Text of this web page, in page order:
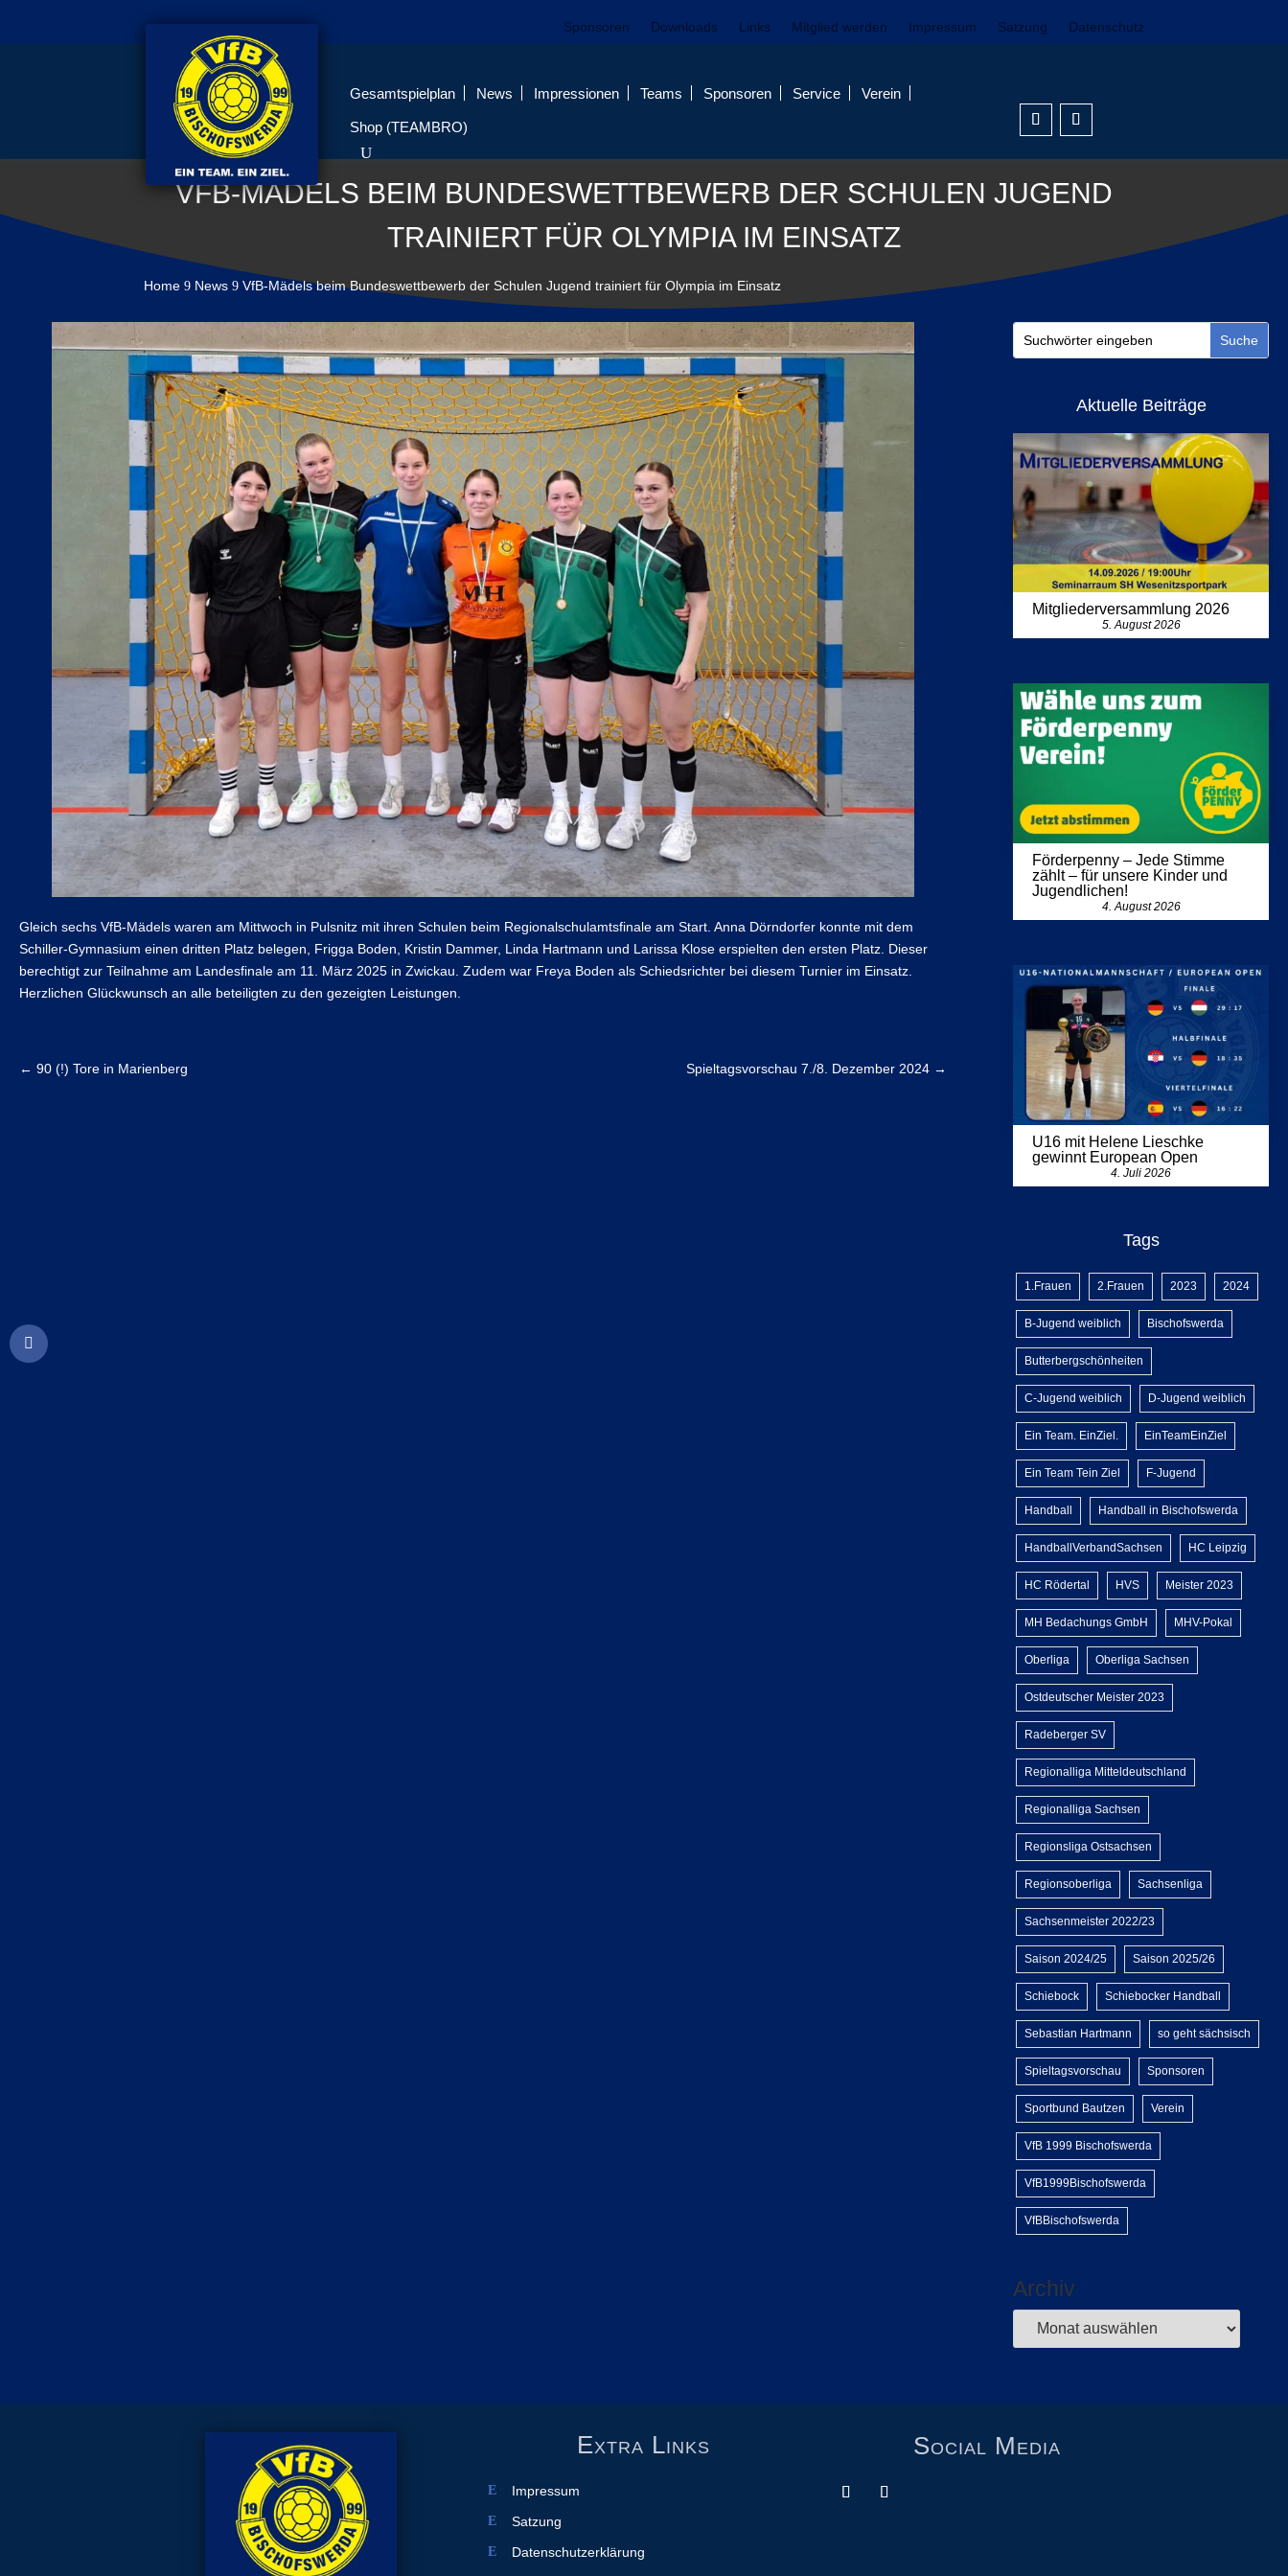
Sponsoren Downloads Links Mitglied werden Impressum Satzung Datenschutz
Gesamtspielplan News Impressionen Teams Sponsoren Service Verein
Shop (TEAMBRO)
VFB-MÄDELS BEIM BUNDESWETTBEWERB DER SCHULEN JUGEND
TRAINIERT FÜR OLYMPIA IM EINSATZ
Home 9 News 9 VfB-Mädels beim Bundeswettbewerb der Schulen Jugend trainiert für Olympia im Einsatz
Gleich sechs VfB-Mädels waren am Mittwoch in Pulsnitz mit ihren Schulen beim Regionalschulamtsfinale am Start. Anna Dörndorfer konnte mit dem
Schiller-Gymnasium einen dritten Platz belegen, Frigga Boden, Kristin Dammer, Linda Hartmann und Larissa Klose erspielten den ersten Platz. Dieser
berechtigt zur Teilnahme am Landesfinale am 11. März 2025 in Zwickau. Zudem war Freya Boden als Schiedsrichter bei diesem Turnier im Einsatz.
Herzlichen Glückwunsch an alle beteiligten zu den gezeigten Leistungen.
← 90 (!) Tore in Marienberg Spieltagsvorschau 7./8. Dezember 2024 →
Aktuelle Beiträge
Mitgliederversammlung 2026
5. August 2026
Förderpenny – Jede Stimme
zählt – für unsere Kinder und
Jugendlichen!
4. August 2026
U16 mit Helene Lieschke
gewinnt European Open
4. Juli 2026
Tags
1.Frauen 2.Frauen 2023 2024
B-Jugend weiblich Bischofswerda
Butterbergschönheiten
C-Jugend weiblich D-Jugend weiblich
Ein Team. EinZiel. EinTeamEinZiel
Ein Team Tein Ziel F-Jugend
Handball Handball in Bischofswerda
HandballVerbandSachsen HC Leipzig
HC Rödertal HVS Meister 2023
MH Bedachungs GmbH MHV-Pokal
Oberliga Oberliga Sachsen
Ostdeutscher Meister 2023
Radeberger SV
Regionalliga Mitteldeutschland
Regionalliga Sachsen
Regionsliga Ostsachsen
Regionsoberliga Sachsenliga
Sachsenmeister 2022/23
Saison 2024/25 Saison 2025/26
Schiebock Schiebocker Handball
Sebastian Hartmann so geht sächsisch
Spieltagsvorschau Sponsoren
Sportbund Bautzen Verein
VfB 1999 Bischofswerda
VfB1999Bischofswerda
VfBBischofswerda
Archiv
Extra Links
Impressum
Satzung
Datenschutzerklärung
Social Media